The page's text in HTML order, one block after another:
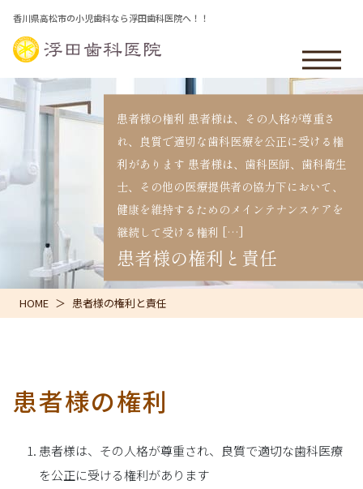
香川県高松市の小児歯科なら浮田歯科医院へ！！
患者様の権利 患者様は、その人格が尊重さ
れ、良質で適切な歯科医療を公正に受ける権
利があります 患者様は、歯科医師、歯科衛生
士、その他の医療提供者の協力下において、
健康を維持するためのメインテナンスケアを
継続して受ける権利 […]
患者様の権利と責任
HOME 患者様の権利と責任
患者様の権利
患者様は、その人格が尊重され、良質で適切な歯科医療
を公正に受ける権利があります